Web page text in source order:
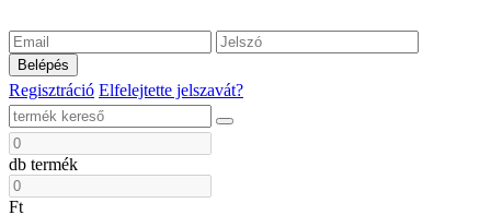
Belépés
Regisztráció Elfelejtette jelszavát?
db termék
Ft